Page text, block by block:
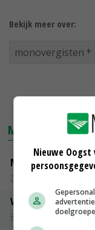
Bekijk meer over:
monovergisten
MARKTPRIJZEN
Magere melkpoeder
Zuivel NL
Vleeskuikens 2001-
Barneveld
Nieuwe